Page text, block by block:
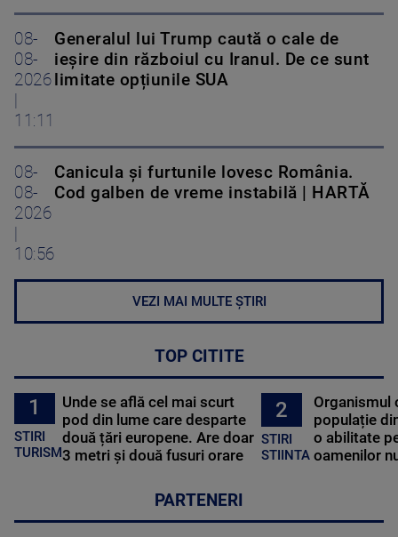
08-
08-
2026
|
11:11
Generalul lui Trump caută o cale de
ieșire din războiul cu Iranul. De ce sunt
limitate opțiunile SUA
08-
08-
2026
|
10:56
Canicula și furtunile lovesc România.
Cod galben de vreme instabilă | HARTĂ
VEZI MAI MULTE ȘTIRI
TOP CITITE
1
STIRI
TURISM
Unde se află cel mai scurt
pod din lume care desparte
două țări europene. Are doar
3 metri și două fusuri orare
2
STIRI
STIINTA
Organismul
populație
o abilitate
oamenilor
PARTENERI